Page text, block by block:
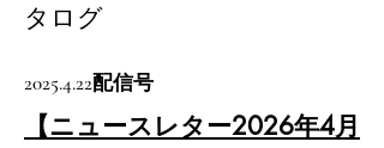
タログ
2025.4.22配信号
【ニュースレター2026年4月